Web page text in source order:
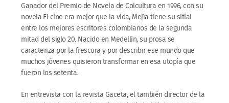
Ganador del Premio de Novela de Colcultura en 1996, con su
novela El cine era mejor que la vida, Mejía tiene su sitial
entre los mejores escritores colombianos de la segunda
mitad del siglo 20. Nacido en Medellín, su prosa se
caracteriza por la frescura y por describir ese mundo que
muchos jóvenes quisieron transformar en esa utopía que
fueron los setenta.
En entrevista con la revista Gaceta, el también director de la